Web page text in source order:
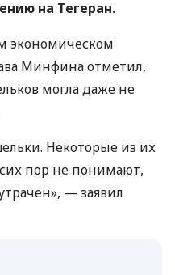
на Тегеран.
экономическом
Минфина отметил,
могла даже не
Некоторые из их
пор не понимают,
— заявил